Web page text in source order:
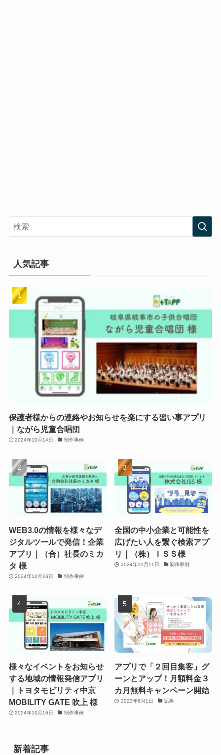
人気記事
保護者様からの連絡やお知らせを楽にする習い事アプリ
｜ながら児童合唱団
2024年10月14日 制作事例
WEB3.0の情報を様々なデ
ジタルツールで発信！企業
アプリ｜（合）社長のミカ
タ 様
2024年10月16日 制作事例
全国の中小企業と可能性を
広げたい人を繋ぐ検索アプ
リ｜（株）ＩＳＳ様
2024年11月11日 制作事例
様々なイベントをお知らせ
する地域の情報発信アプリ
｜トヨタモビリティ中京
MOBILITY GATE 吹上 様
2024年10月16日 制作事例
アプリで「２回目集客」グ
ーンとアップ！月額料金３
カ月無料キャンペーン開始
2023年6月1日 記事
新着記事